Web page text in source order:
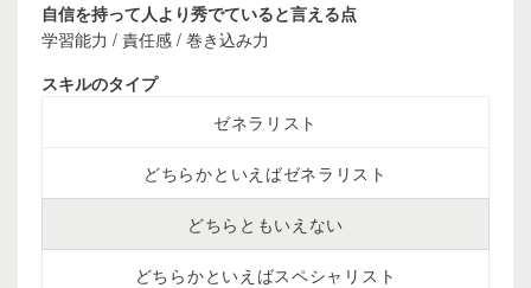
自信を持って人より秀でていると言える点
学習能力 / 責任感 / 巻き込み力
スキルのタイプ
ゼネラリスト
どちらかといえばゼネラリスト
どちらともいえない
どちらかといえばスペシャリスト